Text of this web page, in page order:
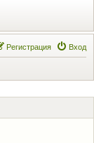
Вход
Регистрация